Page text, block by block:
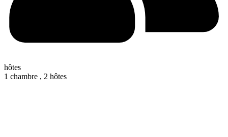
hôtes
1 chambre , 2 hôtes